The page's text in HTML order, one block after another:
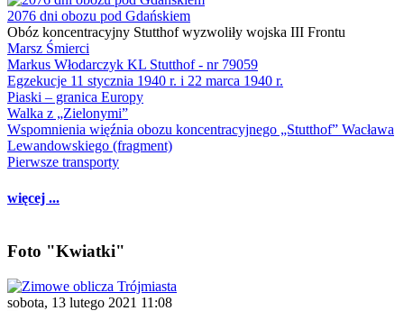
2076 dni obozu pod Gdańskiem
Obóz koncentracyjny Stutthof wyzwoliły wojska III Frontu
Marsz Śmierci
Markus Włodarczyk KL Stutthof - nr 79059
Egzekucje 11 stycznia 1940 r. i 22 marca 1940 r.
Piaski – granica Europy
Walka z „Zielonymi”
Wspomnienia więźnia obozu koncentracyjnego „Stutthof” Wacława
Lewandowskiego (fragment)
Pierwsze transporty
więcej ...
Foto "Kwiatki"
sobota, 13 lutego 2021 11:08